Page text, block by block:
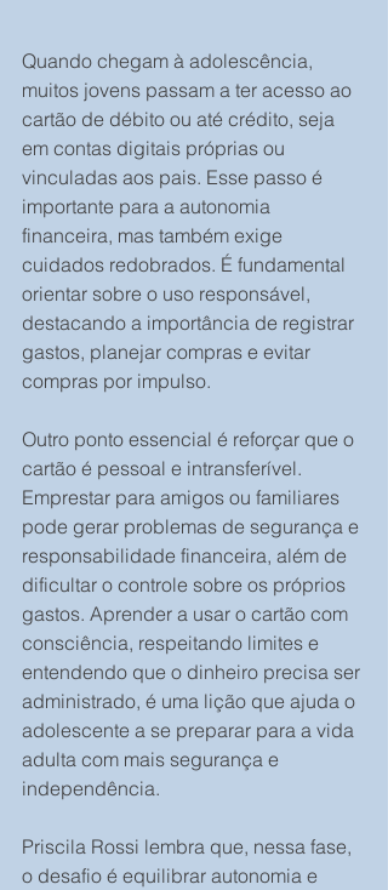
Quando chegam à adolescência,
muitos jovens passam a ter acesso ao
cartão de débito ou até crédito, seja
em contas digitais próprias ou
vinculadas aos pais. Esse passo é
importante para a autonomia
financeira, mas também exige
cuidados redobrados. É fundamental
orientar sobre o uso responsável,
destacando a importância de registrar
gastos, planejar compras e evitar
compras por impulso.
Outro ponto essencial é reforçar que o
cartão é pessoal e intransferível.
Emprestar para amigos ou familiares
pode gerar problemas de segurança e
responsabilidade financeira, além de
dificultar o controle sobre os próprios
gastos. Aprender a usar o cartão com
consciência, respeitando limites e
entendendo que o dinheiro precisa ser
administrado, é uma lição que ajuda o
adolescente a se preparar para a vida
adulta com mais segurança e
independência.
Priscila Rossi lembra que, nessa fase,
o desafio é equilibrar autonomia e